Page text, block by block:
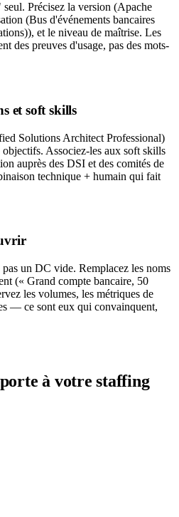
Précisez la version (Apache
(Bus d'événements bancaires
et le niveau de maîtrise. Les
des preuves d'usage, pas des mots-
et soft skills
Solutions Architect Professional)
Associez-les aux soft skills
auprès des DSI et des comités de
technique + humain qui fait
un DC vide. Remplacez les noms
(« Grand compte bancaire, 50
les volumes, les métriques de
— ce sont eux qui convainquent,
à votre staffing